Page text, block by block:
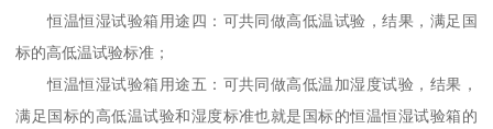
恒温恒湿试验箱用途四：可共同做高低温试验，结果，满足国
标的高低温试验标准；
恒温恒湿试验箱用途五：可共同做高低温加湿度试验，结果，
满足国标的高低温试验和湿度标准也就是国标的恒温恒湿试验箱的